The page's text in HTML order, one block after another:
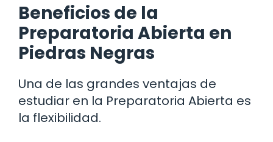
Beneficios de la
Preparatoria Abierta en
Piedras Negras
Una de las grandes ventajas de
estudiar en la Preparatoria Abierta es
la flexibilidad.